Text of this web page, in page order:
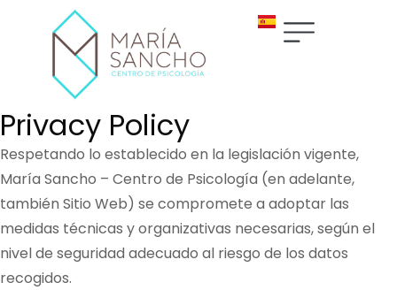
Privacy Policy
Respetando lo establecido en la legislación vigente,
María Sancho – Centro de Psicología (en adelante,
también Sitio Web) se compromete a adoptar las
medidas técnicas y organizativas necesarias, según el
nivel de seguridad adecuado al riesgo de los datos
recogidos.